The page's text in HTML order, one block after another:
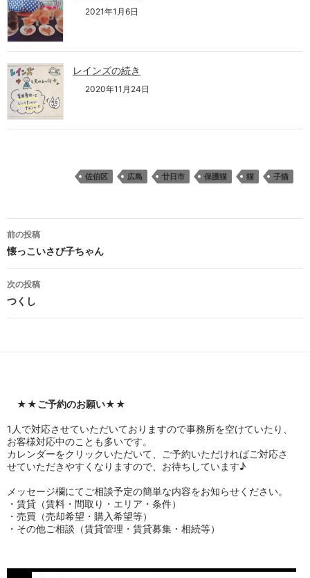
2021年1月6日
レインズの続き
2020年11月24日
佐伯区 広島 廿日市 保護猫 猫 子猫
投
稿
ナ
ビ
ー
ョ
ン
前の投稿
懐っこいさび子ちゃん
次の投稿
つくし
★★ご予約のお願い★★
1人で対応させていただいておりますので事務所を空けていたり、
お客様対応中のことも多いです。
カレンダーをクリックいただいて、ご予約いただければご対応さ
せていただきやすくなりますので、お待ちしています♪
メッセージ欄にてご相談予定の簡単な内容をお知らせください。
・賃貸（賃料・間取り・エリア・条件）
・売買（売却希望・購入希望等）
・その他ご相談（賃貸管理・賃貸募集・相続等）